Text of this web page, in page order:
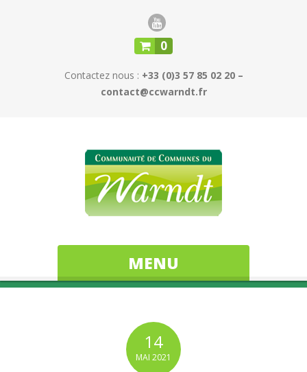
0
Contactez nous : +33 (0)3 57 85 02 20 –
contact@ccwarndt.fr
MENU
14
MAI 2021